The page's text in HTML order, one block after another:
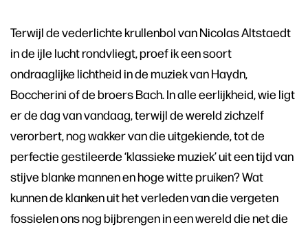
Terwijl de vederlichte krullenbol van Nicolas Altstaedt
in de ijle lucht rondvliegt, proef ik een soort
ondraaglijke lichtheid in de muziek van Haydn,
Boccherini of de broers Bach. In alle eerlijkheid, wie ligt
er de dag van vandaag, terwijl de wereld zichzelf
verorbert, nog wakker van die uitgekiende, tot de
perfectie gestileerde ‘klassieke muziek’ uit een tijd van
stijve blanke mannen en hoge witte pruiken? Wat
kunnen de klanken uit het verleden van die vergeten
fossielen ons nog bijbrengen in een wereld die net die